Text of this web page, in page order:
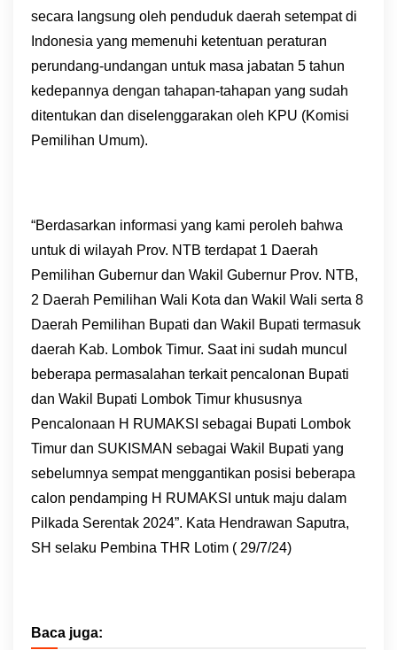
secara langsung oleh penduduk daerah setempat di
Indonesia yang memenuhi ketentuan peraturan
perundang-undangan untuk masa jabatan 5 tahun
kedepannya dengan tahapan-tahapan yang sudah
ditentukan dan diselenggarakan oleh KPU (Komisi
Pemilihan Umum).
“Berdasarkan informasi yang kami peroleh bahwa
untuk di wilayah Prov. NTB terdapat 1 Daerah
Pemilihan Gubernur dan Wakil Gubernur Prov. NTB,
2 Daerah Pemilihan Wali Kota dan Wakil Wali serta 8
Daerah Pemilihan Bupati dan Wakil Bupati termasuk
daerah Kab. Lombok Timur. Saat ini sudah muncul
beberapa permasalahan terkait pencalonan Bupati
dan Wakil Bupati Lombok Timur khususnya
Pencalonaan H RUMAKSI sebagai Bupati Lombok
Timur dan SUKISMAN sebagai Wakil Bupati yang
sebelumnya sempat menggantikan posisi beberapa
calon pendamping H RUMAKSI untuk maju dalam
Pilkada Serentak 2024”. Kata Hendrawan Saputra,
SH selaku Pembina THR Lotim ( 29/7/24)
Baca juga: